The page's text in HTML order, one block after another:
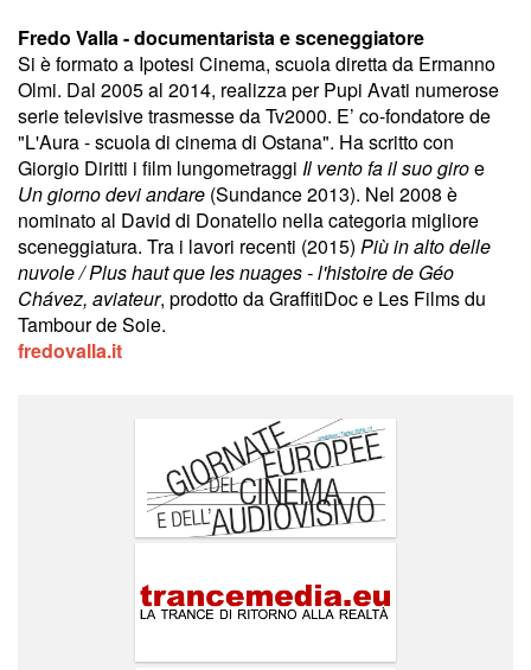
Fredo Valla - documentarista e sceneggiatore
Si è formato a Ipotesi Cinema, scuola diretta da Ermanno
Olmi. Dal 2005 al 2014, realizza per Pupi Avati numerose
serie televisive trasmesse da Tv2000. E’ co-fondatore de
"L'Aura - scuola di cinema di Ostana". Ha scritto con
Giorgio Diritti i film lungometraggi Il vento fa il suo giroe
Un giorno devi andare (Sundance 2013). Nel 2008 è
nominato al David di Donatello nella categoria migliore
sceneggiatura. Tra i lavori recenti (2015) Più in alto delle
nuvole / Plus haut que les nuages - l'histoire de Géo
Chávez, aviateur, prodotto da GraffitiDoc e Les Films du
Tambour de Soie.
fredovalla.it